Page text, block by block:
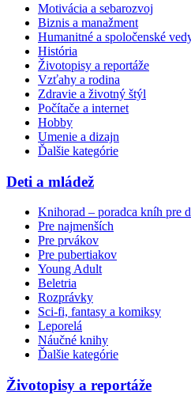
Motivácia a sebarozvoj
Biznis a manažment
Humanitné a spoločenské
História
Životopisy a reportáže
Vzťahy a rodina
Zdravie a životný štýl
Počítače a internet
Hobby
Umenie a dizajn
Ďalšie kategórie
Deti a mládež
Knihorad – poradca kníh pre
Pre najmenších
Pre prvákov
Pre pubertiakov
Young Adult
Beletria
Rozprávky
Sci-fi, fantasy a komiksy
Leporelá
Náučné knihy
Ďalšie kategórie
Životopisy a reportáže